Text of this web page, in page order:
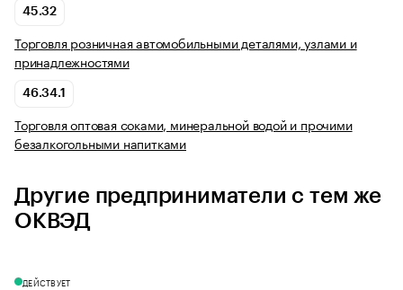
45.32
Торговля розничная автомобильными деталями, узлами и
принадлежностями
46.34.1
Торговля оптовая соками, минеральной водой и прочими
безалкогольными напитками
Другие предприниматели с тем же
ОКВЭД
ДЕЙСТВУЕТ